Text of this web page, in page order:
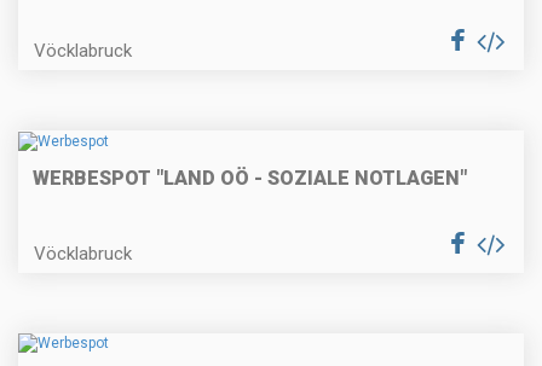
Vöcklabruck
WERBESPOT "LAND OÖ - SOZIALE NOTLAGEN"
Vöcklabruck